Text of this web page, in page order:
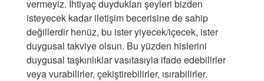
vermeyiz. İhtiyaç duydukları şeyleri bizden
isteyecek kadar iletişim becerisine de sahip
değillerdir henüz, bu ister yiyecek/içecek, ister
duygusal takviye olsun. Bu yüzden hislerini
duygusal taşkınlıklar vasıtasıyla ifade edebilirler
veya vurabilirler, çekiştirebilirler, ısırabilirler.